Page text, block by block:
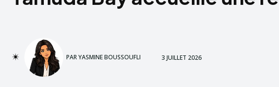
PARYASMINE BOUSSOUFLI 3 JUILLET 2026